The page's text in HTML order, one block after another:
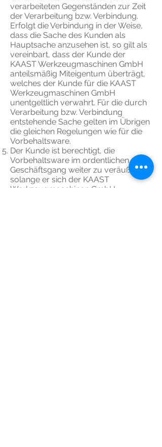
verarbeiteten Gegenständen zur Zeit
der Verarbeitung bzw. Verbindung.
Erfolgt die Verbindung in der Weise,
dass die Sache des Kunden als
Hauptsache anzusehen ist, so gilt als
vereinbart, dass der Kunde der
KAAST Werkzeugmaschinen GmbH
anteilsmäßig Miteigentum überträgt,
welches der Kunde für die KAAST
Werkzeugmaschinen GmbH
unentgeltlich verwahrt. Für die durch
Verarbeitung bzw. Verbindung
entstehende Sache gelten im Übrigen
die gleichen Regelungen wie für die
Vorbehaltsware.
Der Kunde ist berechtigt, die
Vorbehaltsware im ordentlichen
Geschäftsgang weiter zu veräußern,
solange er sich der KAAST
Werkzeugmaschinen GmbH